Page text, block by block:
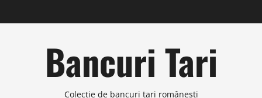
to
Bancuri Tari
Colecţie de bancuri tari româneşti